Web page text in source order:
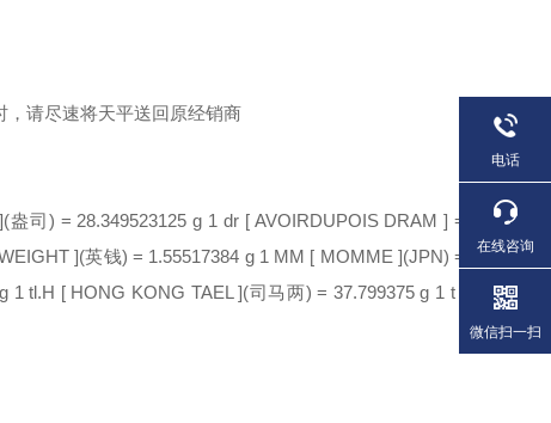
，请尽速将天平送回原经销商
](盎司) = 28.349523125 g 1 dr [ AVOIRDUPOIS DRAM]=
](英钱) = 1.55517384 g 1 MM [ MOMME ](JPN) =
1 tl.H [ HONG KONG TAEL](司马两) = 37.799375 g 1 t
电话
在线咨询
微信扫一扫